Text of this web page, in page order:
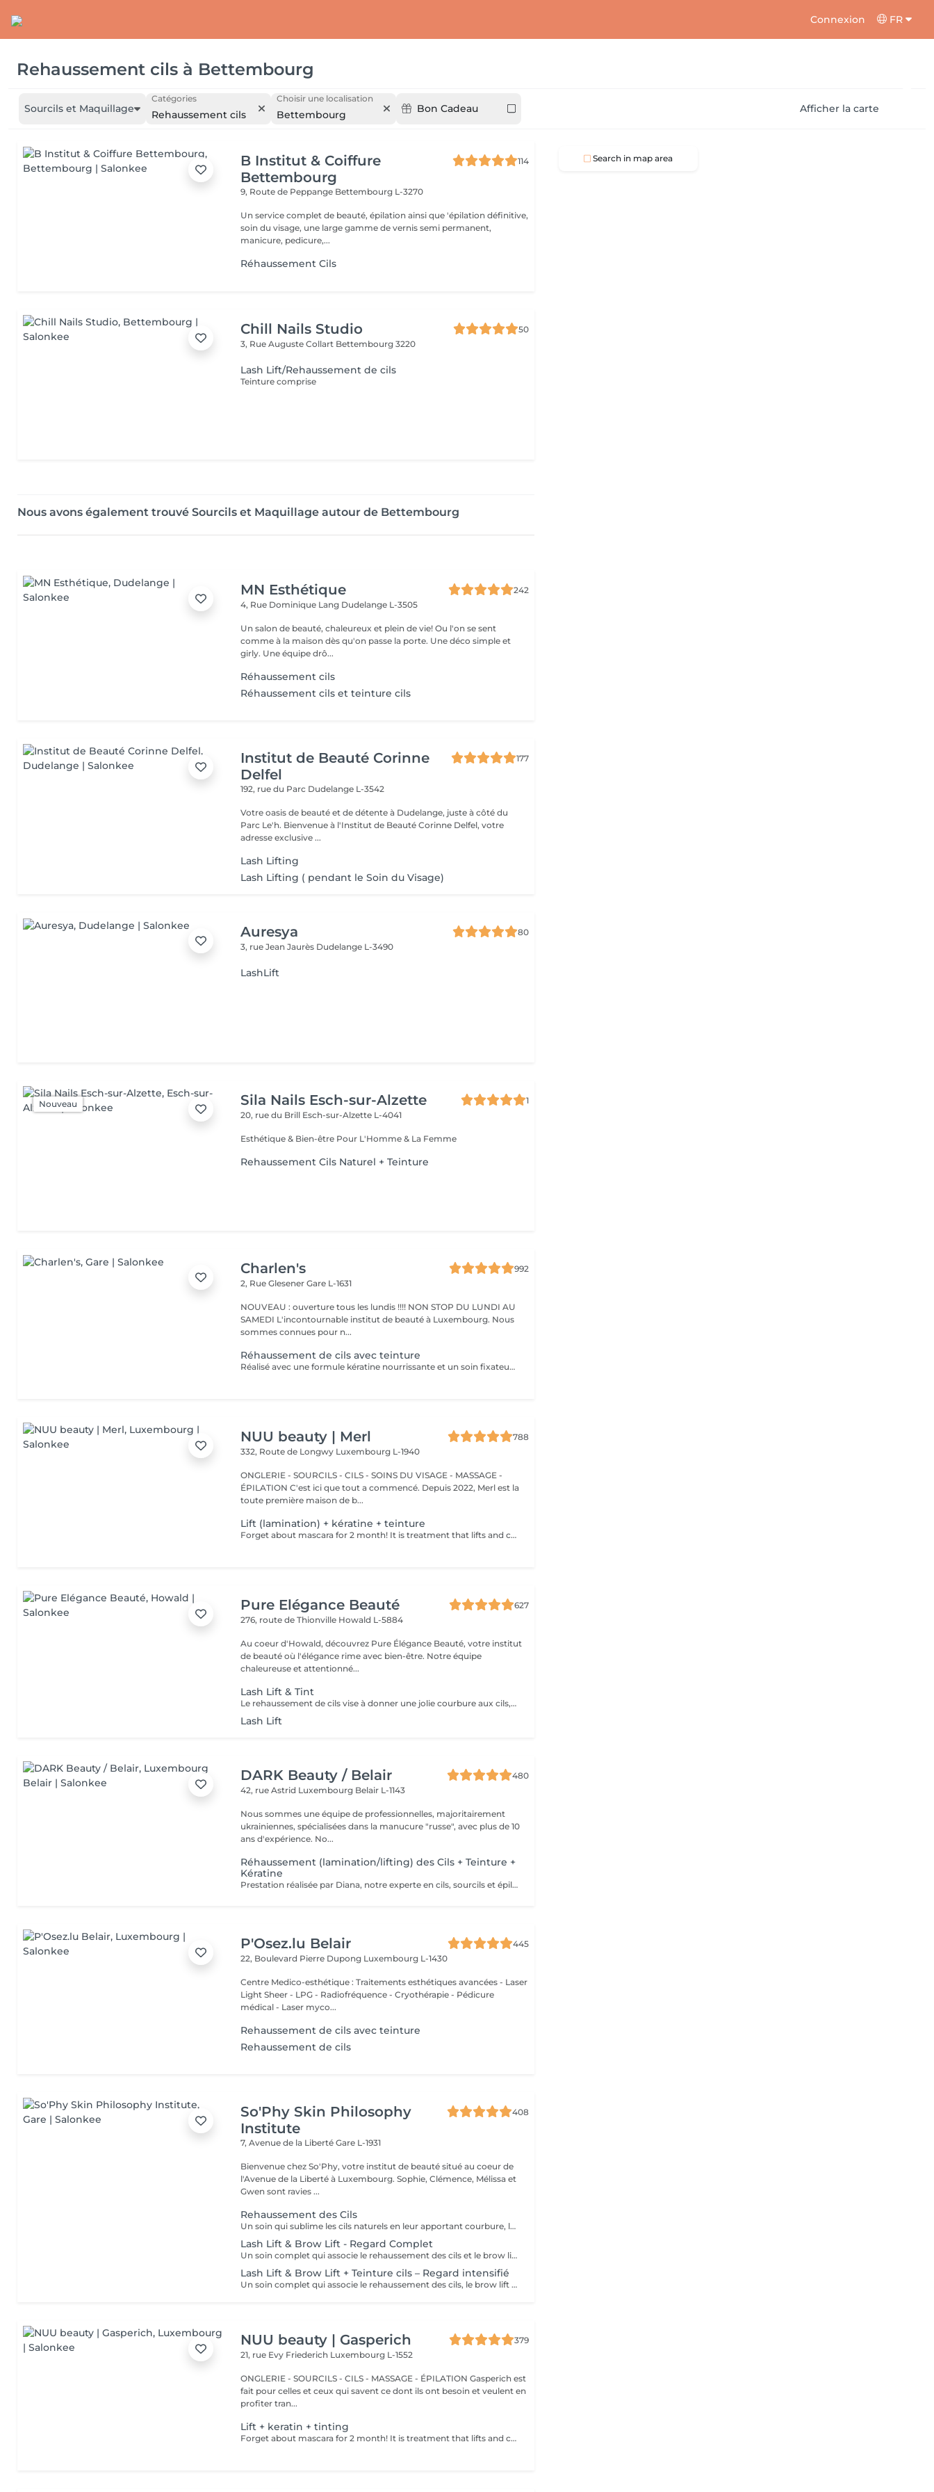
Connexion FR
Rehaussement cils à Bettembourg
Sourcils et Maquillage
Catégories
Rehaussement cils
Choisir une localisation
Bettembourg Bon Cadeau Afficher la carte
B Institut & Coiffure
Bettembourg
114
9, Route de Peppange Bettembourg L-3270
Un service complet de beauté, épilation ainsi que 'épilation définitive,
soin du visage, une large gamme de vernis semi permanent,
manicure, pedicure,...
Réhaussement Cils
Chill Nails Studio
50
3, Rue Auguste Collart Bettembourg 3220
Lash Lift/Rehaussement de cils
Teinture comprise
Nous avons également trouvé Sourcils et Maquillage autour de Bettembourg
MN Esthétique
242
4, Rue Dominique Lang Dudelange L-3505
Un salon de beauté, chaleureux et plein de vie! Ou l'on se sent
comme à la maison dès qu'on passe la porte. Une déco simple et
girly. Une équipe drô...
Réhaussement cils
Réhaussement cils et teinture cils
Institut de Beauté Corinne
Delfel
177
192, rue du Parc Dudelange L-3542
Votre oasis de beauté et de détente à Dudelange, juste à côté du
Parc Le'h. Bienvenue à l'Institut de Beauté Corinne Delfel, votre
adresse exclusive ...
Lash Lifting
Lash Lifting ( pendant le Soin du Visage)
Auresya
80
3, rue Jean Jaurès Dudelange L-3490
LashLift
Nouveau Sila Nails Esch-sur-Alzette
1
20, rue du Brill Esch-sur-Alzette L-4041
Esthétique & Bien-être Pour L'Homme & La Femme
Rehaussement Cils Naturel + Teinture
Charlen's
992
2, Rue GlesenerGare L-1631
NOUVEAU : ouverture tous les lundis !!!! NON STOP DU LUNDI AU
SAMEDI L'incontournable institut de beauté à Luxembourg. Nous
sommes connues pour n...
Réhaussement de cils avec teinture
Réalisé avec une formule kératine nourrissante et un soin fixateur, il offre un effet mascara longue durée (6 à 8 semaines)
NUU beauty | Merl
788
332, Route de Longwy Luxembourg L-1940
ONGLERIE - SOURCILS - CILS - SOINS DU VISAGE - MASSAGE -
ÉPILATION C'est ici que tout a commencé. Depuis 2022, Merl est la
toute première maison de b...
Lift (lamination) + kératine + teinture
Forget about mascara for 2 month! It is treatment that lifts and curls your natural lashes to make them look longer and give them an attractive shape that will open up your eyes. How is lash lamination done? - lashes are washed - eye pad is placed - silicone rods are placed - perming solution is applied - lifting solution is left on the lashes for approximately 15 min - noutralizing solution is applied to reform the disulfide lashes bonds - henna or paint is applied - keratin (serum is applied to keep the lashes hydrated and healthy) - silicone rods are removed Age restrictions: recommended to do from 14 years. Post procedure recommendations: do not wash eyelashes 24 hours after the procedure. Frequency: once in 8 weeks.
Pure Elégance Beauté
627
276, route de Thionville Howald L-5884
Au coeur d'Howald, découvrez Pure Élégance Beauté, votre institut
de beauté où l'élégance rime avec bien-être. Notre équipe
chaleureuse et attentionné...
Lash Lift & Tint
Le rehaussement de cils vise à donner une jolie courbure aux cils, tout en gardant un aspect naturel. Cela permet d'ouvrir le regard et de lui donner de la douceur. Contrairement aux permanentes, le rehaussement travaille la base des cils. Le Botox qui permet de recourber vos cils tout en les revitalisant. Le traitement à la kératine renforcent les cils de l'intérieur .La teinture des cils et incluent.
Lash Lift
DARK Beauty / Belair
480
42, rue Astrid Luxembourg Belair L-1143
Nous sommes une équipe de professionnelles, majoritairement
ukrainiennes, spécialisées dans la manucure "russe", avec plus de 10
ans d'expérience. No...
Réhaussement (lamination/lifting) des Cils + Teinture +
Kératine
Prestation réalisée par Diana, notre experte en cils, sourcils et épilation, avec plus de 10 ans d'expérience, garantissant précision et résultats de haute qualité.
P'Osez.lu Belair
445
22, Boulevard Pierre Dupong Luxembourg L-1430
Centre Medico-esthétique : Traitements esthétiques avancées - Laser
Light Sheer - LPG - Radiofréquence - Cryothérapie - Pédicure
médical - Laser myco...
Rehaussement de cils avec teinture
Rehaussement de cils
So'Phy Skin Philosophy
Institute
408
7, Avenue de la LibertéGare L-1931
Bienvenue chez So'Phy, votre institut de beauté situé au coeur de
l'Avenue de la Liberté à Luxembourg. Sophie, Clémence, Mélissa et
Gwen sont ravies ...
Rehaussement des Cils
Un soin qui sublime les cils naturels en leur apportant courbure, longueur visuelle et ouverture du regard. Le rehaussement agit dès la racine pour lifter les cils et créer un effet naturel, élégant et durable, sans recours aux extensions. Le regard paraît plus ouvert, les cils plus longs et parfaitement définis. Une teinture peut être ajoutée en option pour intensifier le résultat et apporter davantage de profondeur au regard. Le résultat est visible pendant plusieurs semaines, pour un regard frais et réveillé au quotidien.
Lash Lift & Brow Lift - Regard Complet
Un soin complet qui associe le rehaussement des cils et le brow lift pour sublimer l’ensemble du regard. Les cils sont liftés dès la racine pour apporter longueur visuelle et ouverture du regard, tandis que les sourcils sont restructurés, disciplinés et redessinés pour un résultat net et harmonieux. Le regard est intensifié, mieux encadré et naturellement mis en valeur. Une solution idéale pour un effet soigné, élégant et durable, sans maquillage au quotidien.
Lash Lift & Brow Lift + Teinture cils – Regard intensifié
Un soin complet qui associe le rehaussement des cils, le brow lift et la teinture des cils pour un regard encore plus intense et défini. Les cils sont liftés et teintés pour un effet plus profond et visible, tandis que les sourcils sont restructurés et disciplinés pour encadrer parfaitement le regard. Le contraste est renforcé, le regard est plus marqué tout en conservant un rendu naturel et élégant. Idéal pour celles et ceux qui souhaitent un résultat plus soutenu sans maquillage.
NUU beauty | Gasperich
379
21, rue Evy Friederich Luxembourg L-1552
ONGLERIE - SOURCILS - CILS - MASSAGE - ÉPILATION Gasperich est
fait pour celles et ceux qui savent ce dont ils ont besoin et veulent en
profiter tran...
Lift + keratin + tinting
Forget about mascara for 2 month! It is treatment that lifts and curls your natural lashes to make them look longer and give them an attractive shape that will open up your eyes. How is lash lamination done? - lashes are washed - eye pad is placed - silicone rods are placed - perming solution is applied - lifting solution is applied - noutralizing solution is applied - henna or paint is applied - keratin is applied - lashes are washed - silicone rods are removed Age restrictions: recommended to do from 14 years. Post procedure recommendations: do not wash eyelashes 24 hours after the procedure. Frequency: once in 4-6 weeks.
Search in map area